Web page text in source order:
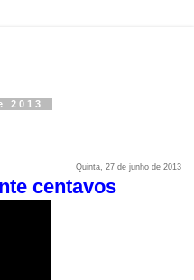
2013
Quinta, 27 de junho de 2013
centavos